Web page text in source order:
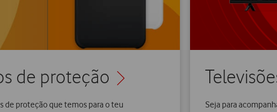
de proteção
de proteção que temos para o teu Seja para